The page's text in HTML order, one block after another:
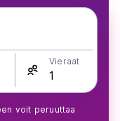
Vieraat
voit peruuttaa